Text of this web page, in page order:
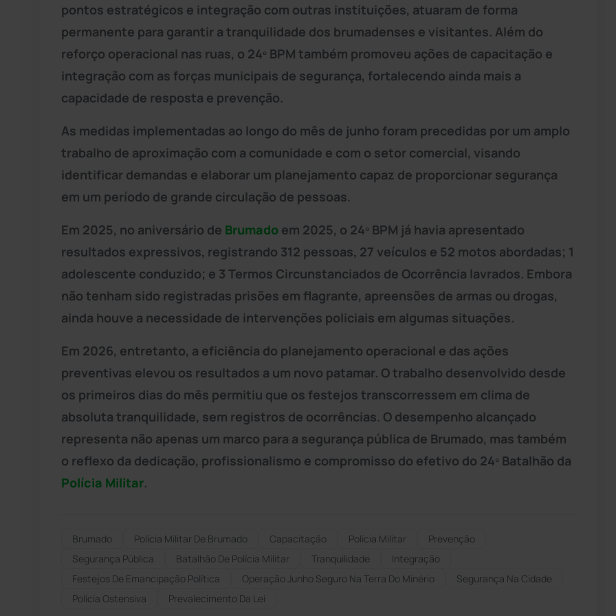
pontos estratégicos e integração com outras instituições, atuaram de forma
permanente para garantir a tranquilidade dos brumadenses e visitantes. Além do
reforço operacional nas ruas, o 24º BPM também promoveu ações de capacitação e
integração com as forças municipais de segurança, fortalecendo ainda mais a
capacidade de resposta e prevenção.
As medidas implementadas ao longo do mês de junho foram precedidas por um amplo
trabalho de aproximação com a comunidade e com o setor comercial, visando
identificar demandas e elaborar um planejamento capaz de proporcionar segurança
em um período de grande circulação de pessoas.
Em 2025, no aniversário de Brumado em 2025, o 24º BPM já havia apresentado
resultados expressivos, registrando 312 pessoas, 27 veículos e 52 motos abordadas; 1
adolescente conduzido; e 3 Termos Circunstanciados de Ocorrência lavrados. Embora
não tenham sido registradas prisões em flagrante, apreensões de armas ou drogas,
ainda houve a necessidade de intervenções policiais em algumas situações.
Em 2026, entretanto, a eficiência do planejamento operacional e das ações
preventivas elevou os resultados a um novo patamar. O trabalho desenvolvido desde
os primeiros dias do mês permitiu que os festejos transcorressem em clima de
absoluta tranquilidade, sem registros de ocorrências. O desempenho alcançado
representa não apenas um marco para a segurança pública de Brumado, mas também
o reflexo da dedicação, profissionalismo e compromisso do efetivo do 24º Batalhão da
Polícia Militar.
Brumado Polícia Militar De Brumado Capacitação Polícia Militar
Prevenção
Segurança Pública
Batalhão De Polícia Militar Tranquilidade
Integração
Festejos De Emancipação Política
Operação Junho Seguro Na Terra Do Minério
Segurança Na Cidade
Polícia Ostensiva
Prevalecimento Da Lei